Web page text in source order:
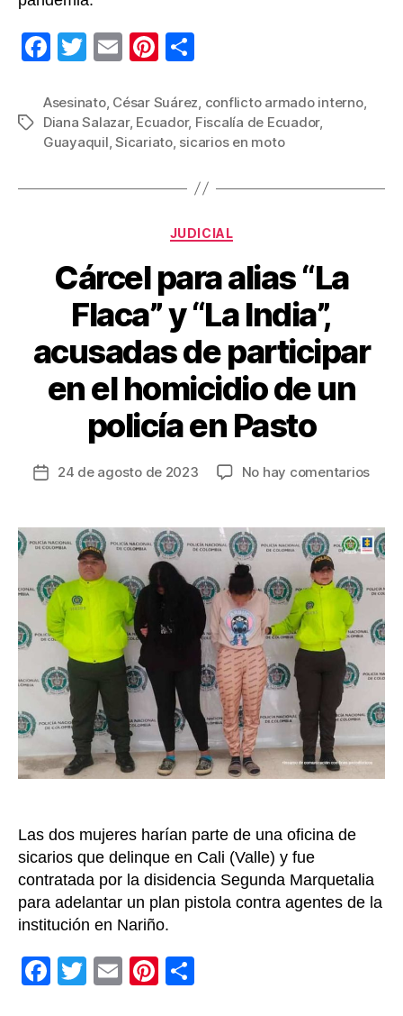
F
c
e
o
T
tt
er
E
ail
Pi
er
e
m
p
tir
Etiquetas
Asesinato, César Suárez, conflicto armado interno,
Diana Salazar, Ecuador, Fiscalía de Ecuador,
Guayaquil,Sicariato, sicarios en moto
Categorías
JUDICIAL
Cárcel para alias “La
Flaca” y “La India”,
acusadas de participar
en el homicidio de un
policía en Pasto
Fecha
entrada
24 de agosto de 2023 No hay comentariosen
alias
“La
y
de
en
el
de
Las dos mujeres harían parte de una oficina de
sicarios que delinque en Cali (Valle) y fue
contratada por la disidencia Segunda Marquetalia
para adelantar un plan pistola contra agentes de la
institución en Nariño.
F
T
E
Pi